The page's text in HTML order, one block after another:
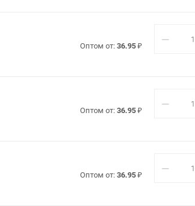
Оптом от: 36.95 ₽ −
Оптом от: 36.95 ₽ −
Оптом от: 36.95 ₽ −